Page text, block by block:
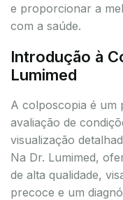
e proporcionar a
com a saúde.
Introdução à
Lumimed
A colposcopia é um
avaliação de
visualização
Na Dr. Lumimed,
de alta qualidade,
precoce e um